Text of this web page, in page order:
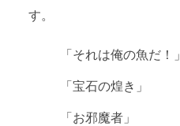
す。
「それは俺の魚だ！」
「宝石の煌き」
「お邪魔者」